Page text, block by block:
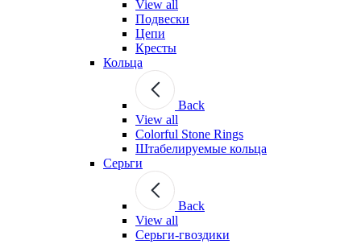
View all
Подвески
Цепи
Кресты
Кольца
Back
View all
Colorful Stone Rings
Штабелируемые кольца
Серьги
Back
View all
Серьги-гвоздики